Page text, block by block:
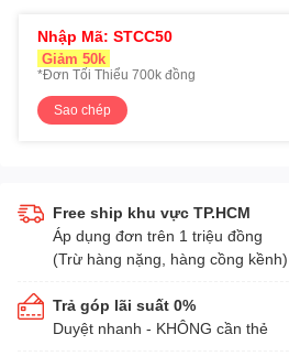
Nhập Mã: STCC50
Giảm 50k
*Đơn Tối Thiểu 700k đồng
Sao chép
Free ship khu vực TP.HCM
Áp dụng đơn trên 1 triệu đồng
(Trừ hàng nặng, hàng cồng kềnh)
Trả góp lãi suất 0%
Duyệt nhanh - KHÔNG cần thẻ